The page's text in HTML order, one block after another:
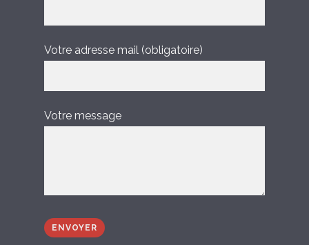
Votre adresse mail (obligatoire)
Votre message